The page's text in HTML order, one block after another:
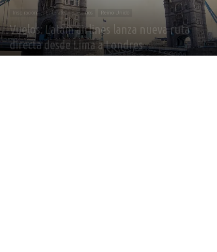
Inspiración Entérate Destinos Reino Unido
Vuelos: Latam airlines lanza nueva ruta
directa desde Lima a Londres